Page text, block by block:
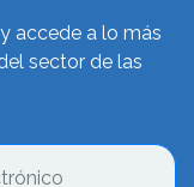
accede a lo más
sector de las